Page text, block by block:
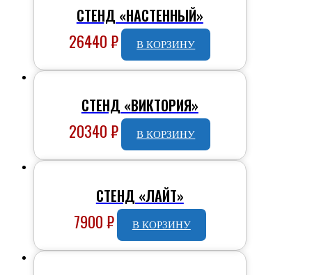
СТЕНД «НАСТЕННЫЙ»
26440₽ В КОРЗИНУ
СТЕНД «ВИКТОРИЯ»
20340₽ В КОРЗИНУ
СТЕНД «ЛАЙТ»
7900₽ В КОРЗИНУ